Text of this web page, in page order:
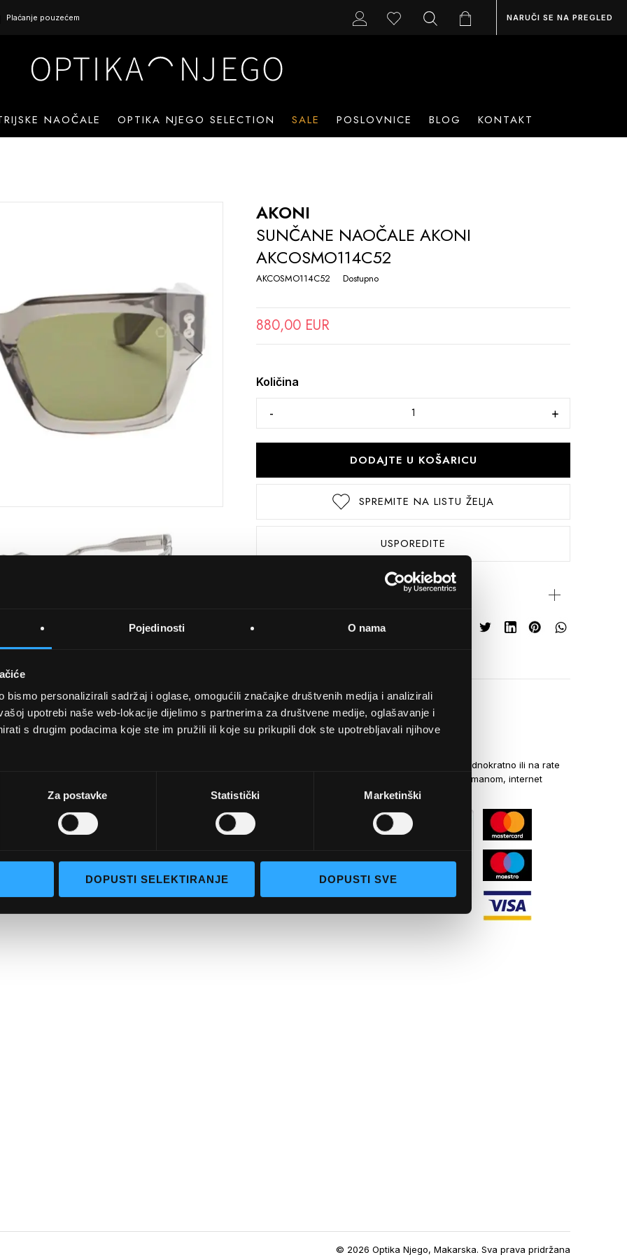
Pojedinosti O nama
bismo personalizirali sadržaj i oglase, omogućili značajke društvenih medija i analizirali
upotrebi naše web-lokacije dijelimo s partnerima za društvene medije, oglašavanje i
s drugim podacima koje ste im pružili ili koje su prikupili dok ste upotrebljavali njihove
Za postavke Statistički Marketinški
DOPUSTI SELEKTIRANJE DOPUSTI SVE
Plaćanje pouzećem NARUČI SE NA PREGLED
NAOČALE OPTIKA NJEGO SELECTION SALE POSLOVNICE BLOG KONTAKT
AKONI
SUNČANE NAOČALE AKONI
AKCOSMO114C52
AKCOSMO114C52 Dostupno
880,00 EUR
Količina
DODAJTE U KOŠARICU
SPREMITE NA LISTU ŽELJA
USPOREDITE
Podijeli s prijateljima
UVJETI KUPNJE
Uvjeti korištenja
Pojmovi za pretraživanje
Napredno pretraživanje
Kontaktirajte nas
NAČINI PLAĆANJA
Kreditnim karticama jednokratno ili na rate
općom uplatnicom, virmanom, internet
bankarstvom
© 2026 Optika Njego, Makarska. Sva prava pridržana